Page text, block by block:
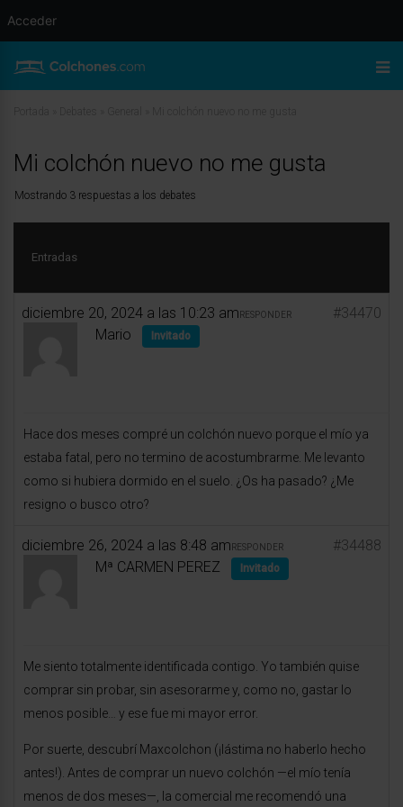
Mi colchón nuevo no me gusta
Mostrando 3 respuestas a los debates
Entradas
diciembre 20, 2024 a las 10:23 am #34470
RESPONDER
Mario Invitado
Hace dos meses compré un colchón nuevo porque el mío ya
estaba fatal, pero no termino de acostumbrarme. Me levanto
como si hubiera dormido en el suelo. ¿Os ha pasado? ¿Me
resigno o busco otro?
diciembre 26, 2024 a las 8:48 am #34488
RESPONDER
Mª CARMEN PEREZ Invitado
Me siento totalmente identificada contigo. Yo también quise
comprar sin probar, sin asesorarme y, como no, gastar lo
menos posible… y ese fue mi mayor error.
Por suerte, descubrí Maxcolchon (¡lástima no haberlo hecho
antes!). Antes de comprar un nuevo colchón —el mío tenía
menos de dos meses—, la comercial me recomendó una
Acceder